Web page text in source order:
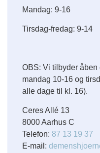
Mandag: 9-16
Tirsdag-fredag: 9-14
OBS: Vi tilbyder
mandag 10-16 og
alle dage til kl. 16).
Ceres Allé 13
8000 Aarhus C
Telefon: 87 13 19 37
E-mail: